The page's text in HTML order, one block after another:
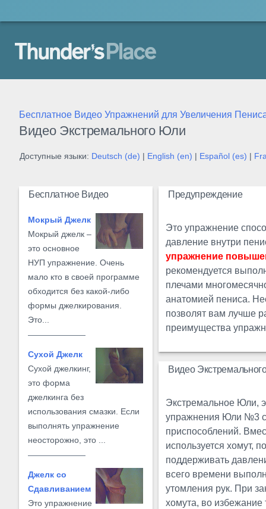
Thunder's Place
Бесплатное Видео Упражнений для Увеличения
Видео Экстремального Юли
Доступные языки: Deutsch (de) English (en) Español (es)
Бесплатное Видео
Мокрый Джелк
Мокрый джелк –
это основное
НУП упражнение. Очень
мало кто в своей программе
обходится без какой-либо
формы джелкирования.
Это...
Сухой Джелк
Сухой джелкинг,
это форма
джелкинга без
использования смазки. Если
выполнять упражнение
неосторожно, это ...
Джелк со
Сдавливанием
Это упражнение
Предупреждение
Это упражнение
давление внутри
упражнение
рекомендуется
плечами
анатомией пениса.
позволят вам лучше
преимущества
Видео
Экстремальное Юли,
упражнения Юли №3
приспособлений.
используется хомут,
поддерживать
всего времени
утомления рук. При
хомута, во избежание